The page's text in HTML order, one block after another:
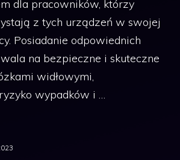
dla pracowników, którzy
z tych urządzeń w swojej
Posiadanie odpowiednich
na bezpieczne i skuteczne
widłowymi,
wypadków i …